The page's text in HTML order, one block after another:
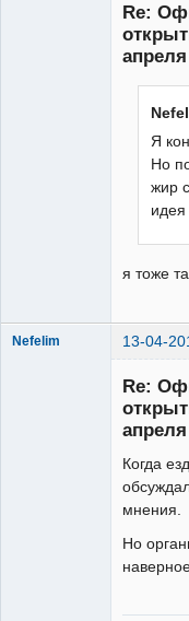
Re:
Я
Но
жир
идея
я тоже
Nefelim 13-04-
Re:
Когда
мнения.
Но